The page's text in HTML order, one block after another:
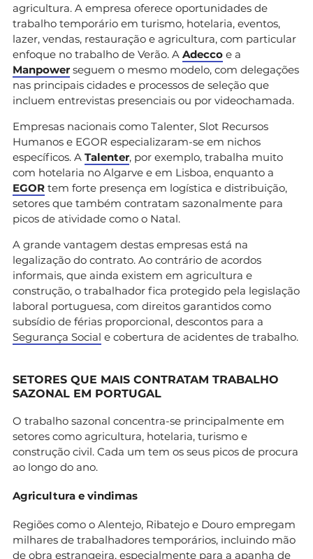
agricultura. A empresa oferece oportunidades de
trabalho temporário em turismo, hotelaria, eventos,
lazer, vendas, restauração e agricultura, com particular
enfoque no trabalho de Verão. A Adecco e a
Manpower seguem o mesmo modelo, com delegações
nas principais cidades e processos de seleção que
incluem entrevistas presenciais ou por videochamada.
Empresas nacionais como Talenter, Slot Recursos
Humanos e EGOR especializaram-se em nichos
específicos. A Talenter, por exemplo, trabalha muito
com hotelaria no Algarve e em Lisboa, enquanto a
EGOR tem forte presença em logística e distribuição,
setores que também contratam sazonalmente para
picos de atividade como o Natal.
A grande vantagem destas empresas está na
legalização do contrato. Ao contrário de acordos
informais, que ainda existem em agricultura e
construção, o trabalhador fica protegido pela legislação
laboral portuguesa, com direitos garantidos como
subsídio de férias proporcional, descontos para a
Segurança Social e cobertura de acidentes de trabalho.
SETORES QUE MAIS CONTRATAM TRABALHO
SAZONAL EM PORTUGAL
O trabalho sazonal concentra-se principalmente em
setores como agricultura, hotelaria, turismo e
construção civil. Cada um tem os seus picos de procura
ao longo do ano.
Agricultura e vindimas
Regiões como o Alentejo, Ribatejo e Douro empregam
milhares de trabalhadores temporários, incluindo mão
de obra estrangeira, especialmente para a apanha de